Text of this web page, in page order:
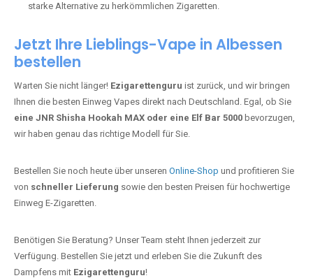
starke Alternative zu herkömmlichen Zigaretten.
Jetzt Ihre Lieblings-Vape in Albessen
bestellen
Warten Sie nicht länger! Ezigarettenguru ist zurück, und wir bringen
Ihnen die besten Einweg Vapes direkt nach Deutschland. Egal, ob Sie
eine JNR Shisha Hookah MAX oder eine Elf Bar 5000 bevorzugen,
wir haben genau das richtige Modell für Sie.
Bestellen Sie noch heute über unseren Online-Shop und profitieren Sie
von schneller Lieferung sowie den besten Preisen für hochwertige
Einweg E-Zigaretten.
Benötigen Sie Beratung? Unser Team steht Ihnen jederzeit zur
Verfügung. Bestellen Sie jetzt und erleben Sie die Zukunft des
Dampfens mit Ezigarettenguru!